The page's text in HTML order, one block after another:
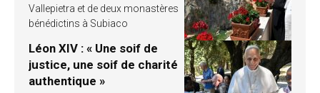
Vallepietra et de deux monastères
bénédictins à Subiaco
Léon XIV : « Une soif de
justice, une soif de charité
authentique »